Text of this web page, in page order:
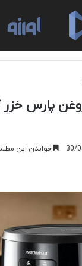
پارس خزر
خواندن این مطلب 12 دقیقه زمان